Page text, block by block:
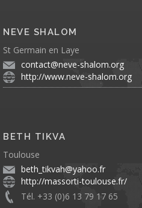
NEVE SHALOM
St Germain en Laye
contact@neve-shalom.org
http://www.neve-shalom.org
BETH TIKVA
Toulouse
beth_tikvah@yahoo.fr
http://massorti-toulouse.fr/
Tél. +33 (0)6 13 79 17 65